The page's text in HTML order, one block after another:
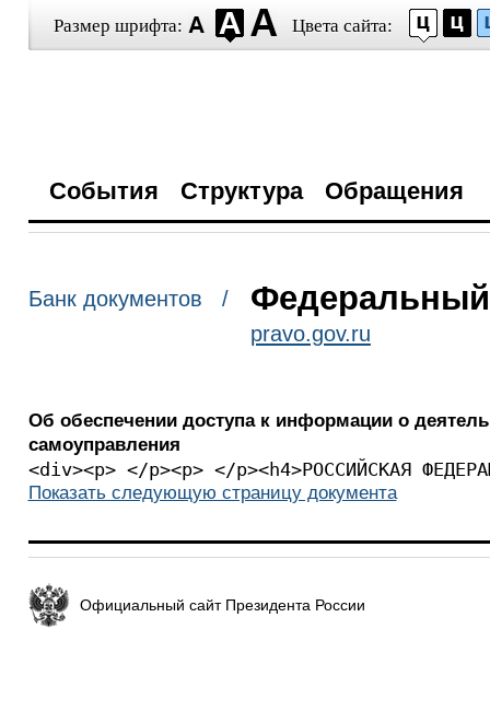
Размер шрифта: Цвета сайта:
События Структура Обращения
Банк документов / Федеральный
pravo.gov.ru
Об обеспечении доступа к информации о
самоуправления
<div><p> </p><p> </
Показать следующую страницу документа
Официальный сайт Президента России